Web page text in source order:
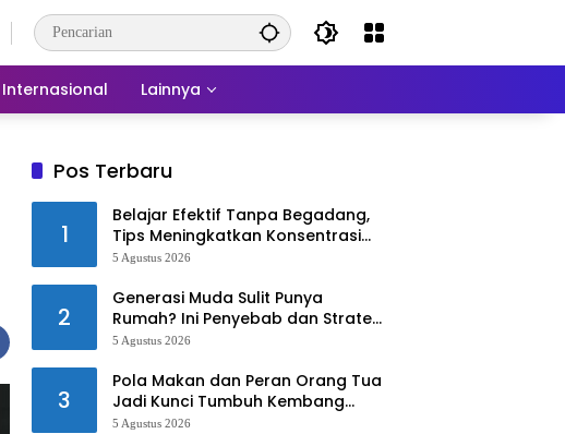
Internasional Lainnya
Pos Terbaru
1
Belajar Efektif Tanpa Begadang,
Tips Meningkatkan Konsentrasi
untuk Pelajar dan Mahasiswa
5 Agustus 2026
2
Generasi Muda Sulit Punya
Rumah? Ini Penyebab dan Strategi
Mengatasinya
5 Agustus 2026
3
Pola Makan dan Peran Orang Tua
Jadi Kunci Tumbuh Kembang
Anak
5 Agustus 2026